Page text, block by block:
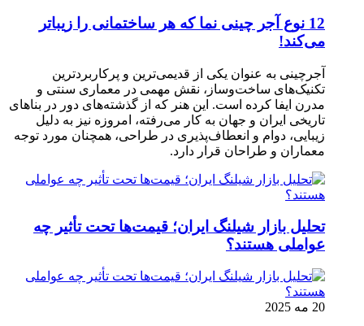
12 نوع آجر چینی نما که هر ساختمانی را زیباتر
می‌کند!
آجرچینی به عنوان یکی از قدیمی‌ترین و پرکاربردترین
تکنیک‌های ساخت‌وساز، نقش مهمی در معماری سنتی و
مدرن ایفا کرده است. این هنر که از گذشته‌های دور در بناهای
تاریخی ایران و جهان به کار می‌رفته، امروزه نیز به دلیل
زیبایی، دوام و انعطاف‌پذیری در طراحی، همچنان مورد توجه
معماران و طراحان قرار دارد.
تحلیل بازار شیلنگ ایران؛ قیمت‌ها تحت تأثیر چه
عواملی هستند؟
20 مه 2025